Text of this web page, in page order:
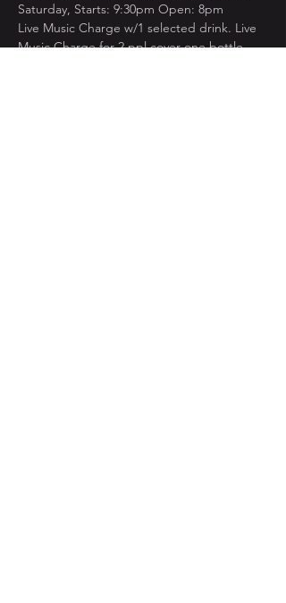
Saturday, Starts: 9:30pm Open: 8pm
Live Music Charge w/1 selected drink. Live
Music Charge for 2 ppl cover one bottle